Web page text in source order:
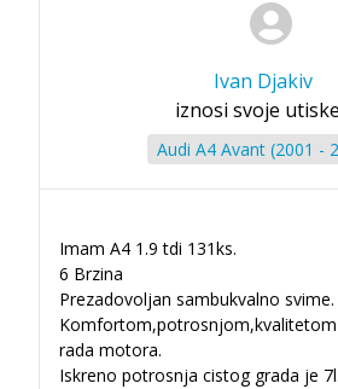
Ivan Djakiv
iznosi svoje
Audi A4 Avant (2001 -
Imam A4 1.9 tdi 131ks.
6 Brzina
Prezadovoljan sambukvalno svime.
Komfortom,potrosnjom,kvalitetom
rada motora.
Iskreno potrosnja cistog grada je